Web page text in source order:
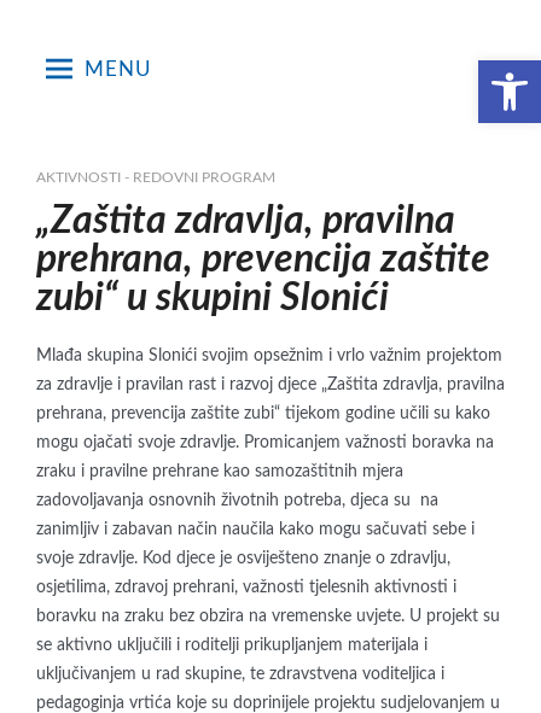
Open toolbar
MENU
AKTIVNOSTI - REDOVNI PROGRAM
„Zaštita zdravlja, pravilna
prehrana, prevencija zaštite
zubi“ u skupini Slonići
Mlađa skupina Slonići svojim opsežnim i vrlo važnim projektom
za zdravlje i pravilan rast i razvoj djece „Zaštita zdravlja, pravilna
prehrana, prevencija zaštite zubi“ tijekom godine učili su kako
mogu ojačati svoje zdravlje. Promicanjem važnosti boravka na
zraku i pravilne prehrane kao samozaštitnih mjera
zadovoljavanja osnovnih životnih potreba, djeca su na
zanimljiv i zabavan način naučila kako mogu sačuvati sebe i
svoje zdravlje. Kod djece je osviješteno znanje o zdravlju,
osjetilima, zdravoj prehrani, važnosti tjelesnih aktivnosti i
boravku na zraku bez obzira na vremenske uvjete. U projekt su
se aktivno uključili i roditelji prikupljanjem materijala i
uključivanjem u rad skupine, te zdravstvena voditeljica i
pedagoginja vrtića koje su doprinijele projektu sudjelovanjem u